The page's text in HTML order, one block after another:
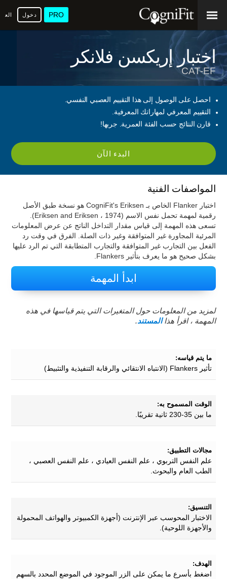
PRO دخول
اختبار إريكسن فلانكر
CAT-EF
احصل على الوصول إلى هذا التقييم العصبي النفسي.
التقييم المعرفي لمهاراتك المعرفية.
قارن النتائج حسب الفئة العمرية. جربها!
البدء الآن
المواصفات الفنية
اختبار Flanker الخاص بـ CogniFit's Eriksen هو نسخة طبق الأصل
رقمية لمهمة تحمل نفس الاسم (Eriksen and Eriksen ، 1974).
تسعى هذه المهمة إلى قياس مقدار التداخل الناتج عن عرض المعلومات
المرئية المجاورة غير المتوافقة وغير ذات الصلة. الفرق في وقت رد
الفعل بين التجارب غير المتوافقة والتجارب المتطابقة التي تم الرد عليها
بشكل صحيح هو ما يعرف بتأثير Flankers.
ابدأ المهمة
لمزيد من المعلومات حول المتغيرات التي يتم قياسها في هذه
المهمة ، اقرأ هذاالمستند.
ما يتم قياسه:
تأثير Flankers (الانتباه الانتقائي والرقابة التنفيذية والتثبيط)
الوقت المسموح به:
ما بين 35-230 ثانية تقريبًا.
مجالات التطبيق:
علم النفس التربوي ، علم النفس العيادي ، علم النفس العصبي ،
الطب العام والبحوث.
التنسيق:
الاختبار المحوسب عبر الإنترنت (أجهزة الكمبيوتر والهواتف المحمولة
والأجهزة اللوحية).
الهدف:
اضغط بأسرع ما يمكن على الزر الموجود في الموضع المحدد بالسهم